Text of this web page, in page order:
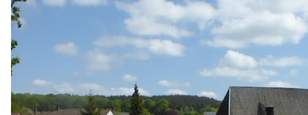
Aller
au
contenu